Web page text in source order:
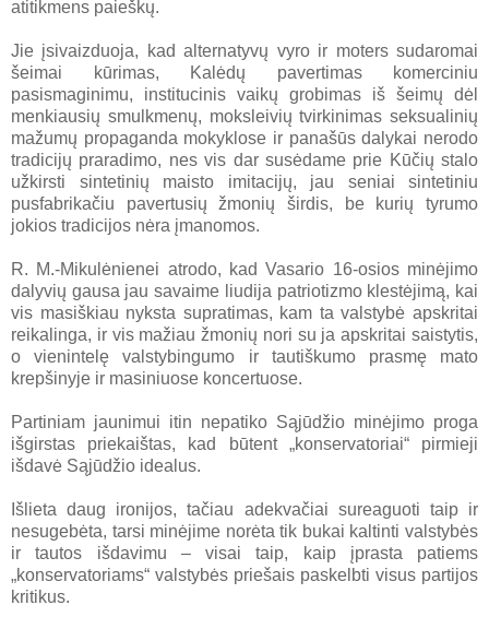
atitikmens paieškų.
Jie įsivaizduoja, kad alternatyvų vyro ir moters sudaromai
šeimai kūrimas, Kalėdų pavertimas komerciniu
pasismaginimu, institucinis vaikų grobimas iš šeimų dėl
menkiausių smulkmenų, moksleivių tvirkinimas seksualinių
mažumų propaganda mokyklose ir panašūs dalykai nerodo
tradicijų praradimo, nes vis dar susėdame prie Kūčių stalo
užkirsti sintetinių maisto imitacijų, jau seniai sintetiniu
pusfabrikačiu pavertusių žmonių širdis, be kurių tyrumo
jokios tradicijos nėra įmanomos.
R. M.-Mikulėnienei atrodo, kad Vasario 16-osios minėjimo
dalyvių gausa jau savaime liudija patriotizmo klestėjimą, kai
vis masiškiau nyksta supratimas, kam ta valstybė apskritai
reikalinga, ir vis mažiau žmonių nori su ja apskritai saistytis,
o vienintelę valstybingumo ir tautiškumo prasmę mato
krepšinyje ir masiniuose koncertuose.
Partiniam jaunimui itin nepatiko Sąjūdžio minėjimo proga
išgirstas priekaištas, kad būtent „konservatoriai“ pirmieji
išdavė Sąjūdžio idealus.
Išlieta daug ironijos, tačiau adekvačiai sureaguoti taip ir
nesugebėta, tarsi minėjime norėta tik bukai kaltinti valstybės
ir tautos išdavimu – visai taip, kaip įprasta patiems
„konservatoriams“ valstybės priešais paskelbti visus partijos
kritikus.